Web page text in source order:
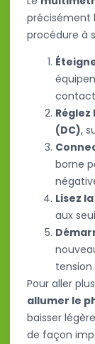
précisément
procédure à
(DC),
borne
Lisez
aux
tension
Pour aller
allumer le
baisser
de façon